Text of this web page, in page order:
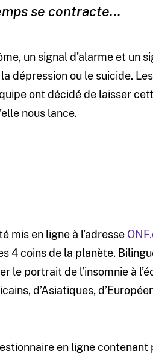
se contracte…
un signal d’alarme et un
dépression ou le suicide.
ont décidé de laisser
nous lance.
mis en ligne à l’adresse
4 coins de la planète.
le portrait de l’insomnie à
d’Asiatiques,
en ligne contenant